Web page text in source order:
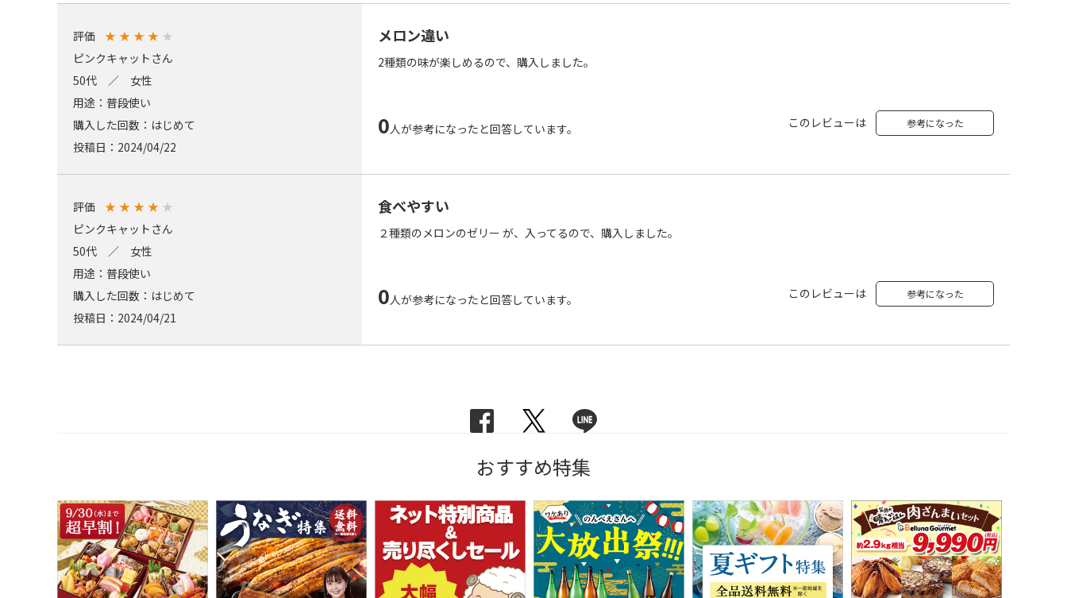
評価 ★ ★ ★ ★ ★
ピンクキャットさん
50代 ／ 女性
用途：普段使い
購入した回数：はじめて
投稿日：2024/04/22
メロン違い
2種類の味が楽しめるので、購入しました。
0人が参考になったと回答しています。 このレビューは 参考になった
評価 ★ ★ ★ ★ ★
ピンクキャットさん
50代 ／ 女性
用途：普段使い
購入した回数：はじめて
投稿日：2024/04/21
食べやすい
２種類のメロンのゼリー が、入ってるので、購入しました。
0人が参考になったと回答しています。 このレビューは 参考になった
おすすめ特集